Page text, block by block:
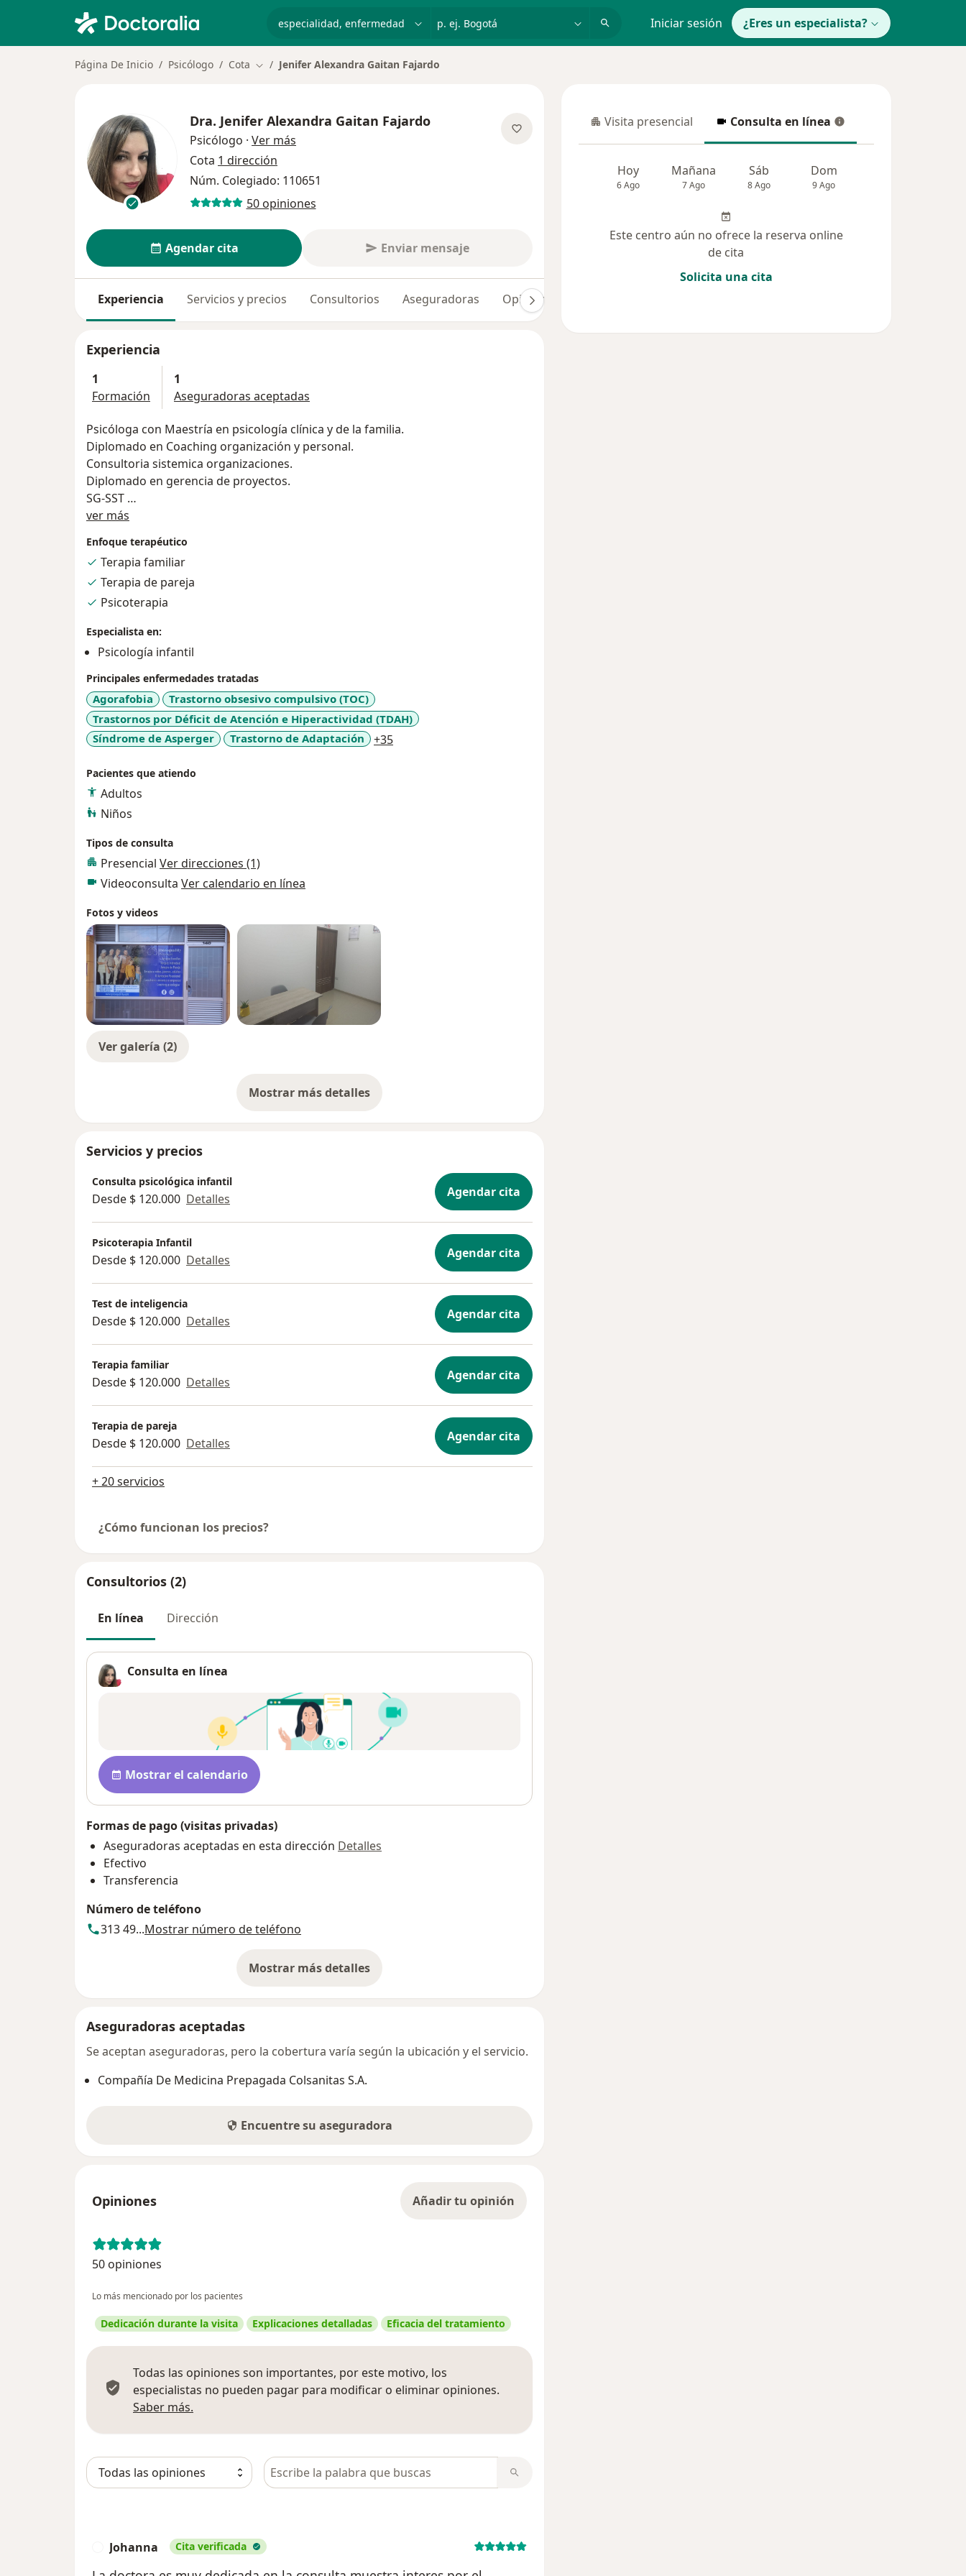
p. ej. Bogotá Iniciar sesión ¿Eres un especialista?
Página De Inicio Psicólogo Cota Cambiar de ciudad
Jenifer Alexandra Gaitan Fajardo
Dra. Jenifer Alexandra Gaitan Fajardo
Psicólogo · Ver más
Cota 1 dirección
Núm. Colegiado: 110651
50 opiniones
Agendar cita Enviar mensaje
Experiencia Servicios y precios Consultorios Aseguradoras Opiniones (50)
Experiencia
1
Formación
1
Aseguradoras aceptadas
Psicóloga con Maestría en psicología clínica y de la familia.
Diplomado en Coaching organización y personal.
Consultoria sistemica organizaciones.
Diplomado en gerencia de proyectos.
SG-SST
Experiencia en consulta desde hace 10 años, diversidad de problemas,
edades,contextos, consulta individual, pareja y familia.
Experiencia en organización desde hace 15 años.
ver más
Enfoque terapéutico
Terapia familiar
Terapia de pareja
Psicoterapia
Especialista en:
Psicología infantil
Principales enfermedades tratadas
Agorafobia
Trastorno obsesivo compulsivo (TOC)
Trastornos por Déficit de Atención e Hiperactividad (TDAH)
Síndrome de Asperger
Trastorno de Adaptación +35a11y_sr_more_diseases
Pacientes que atiendo
Adultos
Niños
Tipos de consulta
Presencial Ver direcciones (1)
Videoconsulta Ver calendario en línea
Fotos y videos
Ver galería (2)
Mostrar más detalles
sobre la experiencia
Servicios y precios
Consulta psicológica infantil
Desde $ 120.000 Detalles Agendar cita
Psicoterapia Infantil
Desde $ 120.000 Detalles Agendar cita
Test de inteligencia
Desde $ 120.000 Detalles Agendar cita
Terapia familiar
Desde $ 120.000 Detalles Agendar cita
Terapia de pareja
Desde $ 120.000 Detalles Agendar cita
+ 20 servicios
¿Cómo funcionan los precios?
Consultorios (2)
En línea Dirección
Consulta en línea
Disponibilidad
Mostrar el calendario
Formas de pago (visitas privadas)
Aseguradoras aceptadas en esta dirección Detalles
Efectivo
Transferencia
Número de teléfono
313 49...Mostrar número de teléfono
Mostrar más detalles
sobre la dirección
Aseguradoras aceptadas
Se aceptan aseguradoras, pero la cobertura varía según la ubicación y el servicio.
Compañía De Medicina Prepagada Colsanitas S.A.
Encuentre su aseguradora
Opiniones Añadir tu opinión
50 opiniones
Lo más mencionado por los pacientes
Dedicación durante la visita Explicaciones detalladas Eficacia del tratamiento
Todas las opiniones son importantes, por este motivo, los
especialistas no pueden pagar para modificar o eliminar opiniones.
Saber más.
Busca en opiniones
Johanna Cita verificada
Visita presencial
Visita presencial Consulta en línea
Consulta en línea
Hoy
6 Ago
Mañana
7 Ago
Sáb
8 Ago
Dom
9 Ago
Este centro aún no ofrece la reserva online
de cita
Solicita una cita